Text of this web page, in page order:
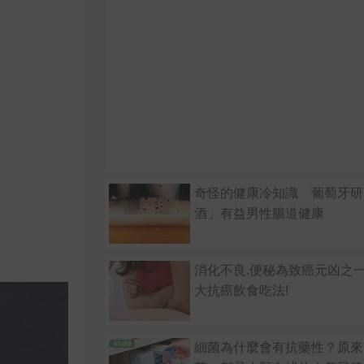
奇怪的健康冷知識 葡萄牙
酒」有益男性腸道健康
消化不良.便秘為致癌元凶
大抗癌飲食吃法!
細菌為什麼會有抗藥性？原